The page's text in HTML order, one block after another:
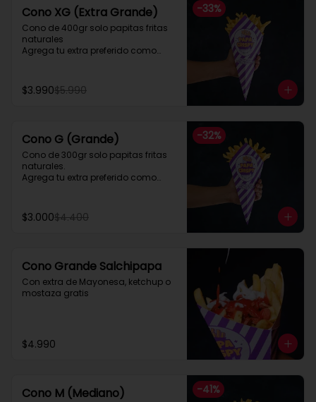
-33%
Cono XG (Extra Grande)
Cono de 400gr solo papitas fritas
naturales
Agrega tu extra preferido como
y mucho mas....
$3.990$5.990
-32%
Cono G (Grande)
Cono de 300gr solo papitas fritas
naturales.
Agrega tu extra preferido como
y mucho mas....
$3.000$4.400
Cono Grande Salchipapa
Con extra de Mayonesa, ketchup o
mostaza gratis
$4.990
-41%
Cono M (Mediano)